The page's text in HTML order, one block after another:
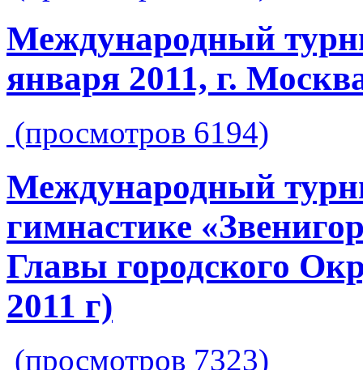
Международный
января 2011, г.
(просмотров 6194)
Международный
гимнастике
Главы городского
2011 г)
(просмотров 7323)